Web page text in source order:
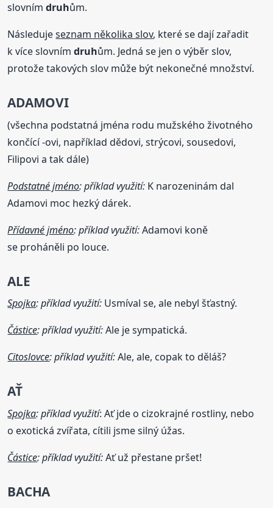
slovnímdruhům.
Následujeseznam několika slov, které se dají zařadit
k více slovnímdruhům. Jedná se jen o výběr slov,
protože takových slov může být nekonečné množství.
ADAMOVI
(všechna podstatná jména rodu mužského životného
končící -ovi, například dědovi, strýcovi, sousedovi,
Filipovi a tak dále)
Podstatné jméno: příklad využití: K narozeninám dal
Adamovi moc hezký dárek.
Přídavné jméno: příklad využití:Adamovi koně
se proháněli po louce.
ALE
Spojka: příklad využití: Usmíval se, ale nebyl šťastný.
Částice: příklad využití:Ale je sympatická.
Citoslovce: příklad využití:Ale, ale, copak to děláš?
AŤ
Spojka: příklad využití: Ať jde o cizokrajné rostliny, nebo
o exotická zvířata, cítili jsme silný úžas.
Částice: příklad využití:Ať už přestane pršet!
BACHA